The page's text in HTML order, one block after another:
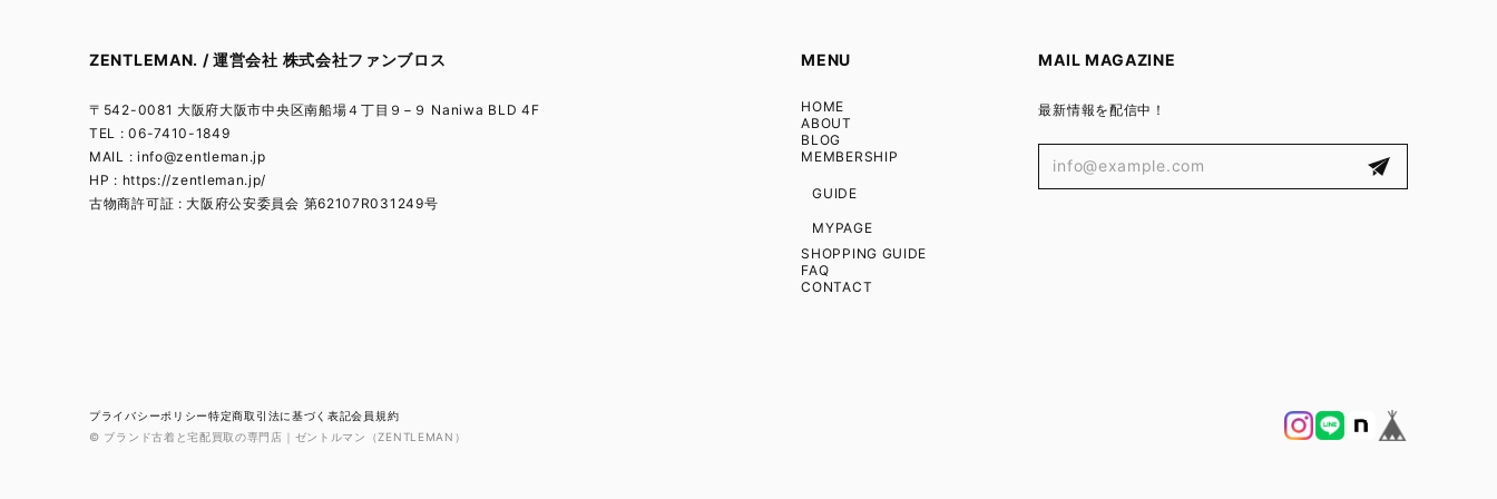
ZENTLEMAN. / 運営会社 株式会社ファンブロス
〒542-0081 大阪府大阪市中央区南船場４丁目９−９ Naniwa BLD 4F
TEL : 06-7410-1849
MAIL : info@zentleman.jp
HP : https://zentleman.jp/
古物商許可証 : 大阪府公安委員会 第62107R031249号
MENU
HOME
ABOUT
BLOG
MEMBERSHIP
GUIDE
MYPAGE
SHOPPING GUIDE
FAQ
CONTACT
MAIL MAGAZINE
最新情報を配信中！
プライバシーポリシー特定商取引法に基づく表記会員規約
© ブランド古着と宅配買取の専門店｜ゼントルマン（ZENTLEMAN）